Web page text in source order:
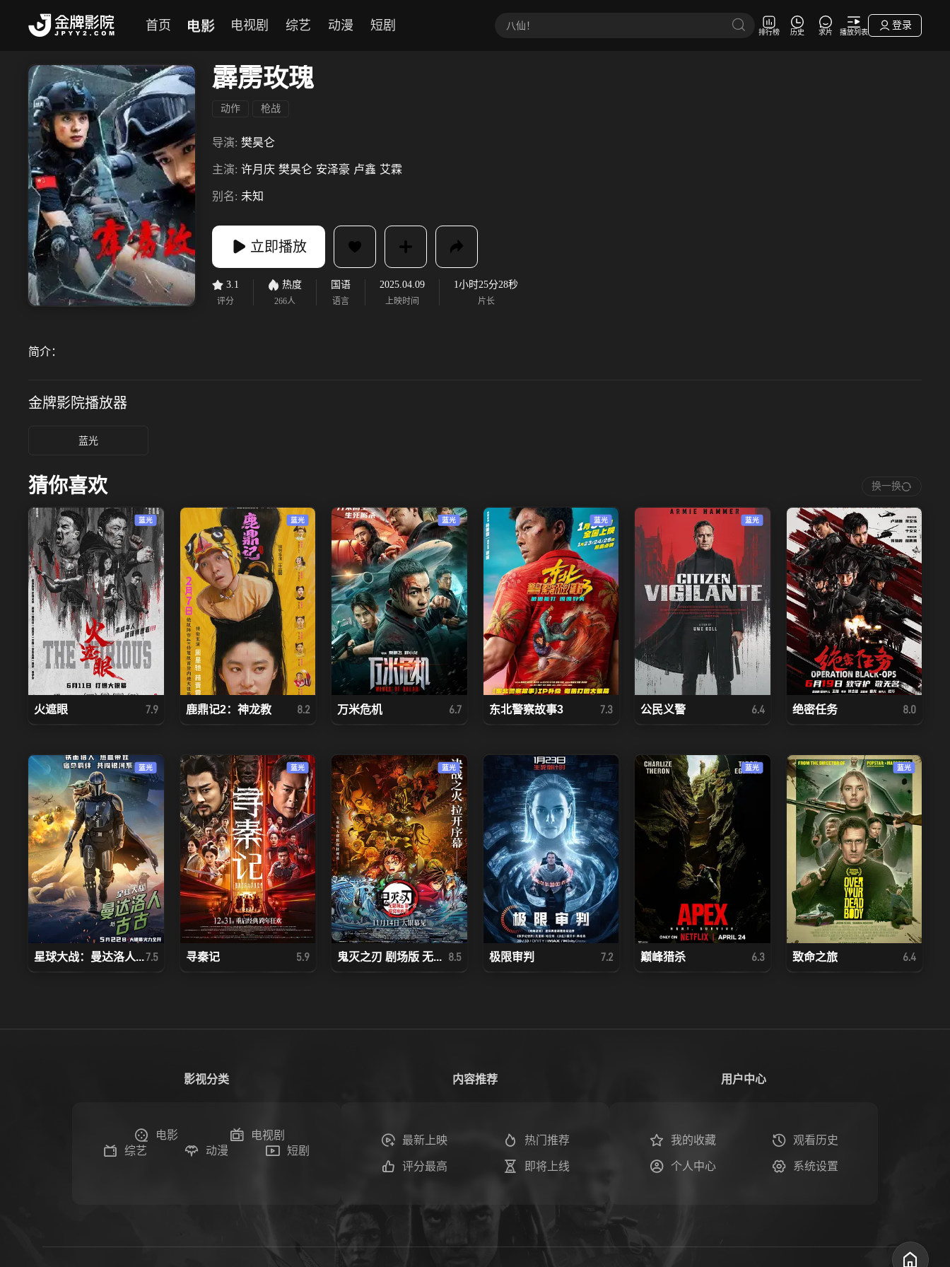
首页 电影 电视剧 综艺 动漫 短剧 排行榜 历史 求片 播放列表
登录
霹雳玫瑰
动作 枪战
导演: 樊昊仑
主演: 许月庆 樊昊仑 安泽豪 卢鑫 艾霖
别名: 未知
立即播放
3.1
评分
热度
266人
国语
语言
2025.04.09
上映时间
1小时25分28秒
片长
简介：
金牌影院播放器
蓝光
猜你喜欢 换一换
蓝光
火遮眼 7.9
蓝光
鹿鼎记2：神龙教 8.2
蓝光
万米危机 6.7
蓝光
东北警察故事3 7.3
蓝光
公民义警 6.4 绝密任务 8.0
蓝光
星球大战：曼达洛人...7.5
蓝光
寻秦记 5.9
蓝光
鬼灭之刃 剧场版 无... 8.5 极限审判 7.2
蓝光
巅峰猎杀 6.3
蓝光
致命之旅 6.4
影视分类
电影
电视剧
综艺
动漫 短剧
内容推荐
最新上映 热门推荐
评分最高 即将上线
用户中心
我的收藏 观看历史
个人中心 系统设置